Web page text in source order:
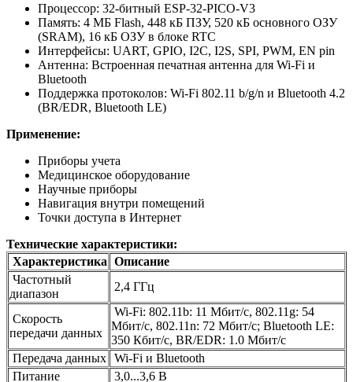
Процессор: 32-битный ESP-32-PICO-V3
Память: 4 МБ Flash, 448 кБ ПЗУ, 520 кБ основного ОЗУ
(SRAM), 16 кБ ОЗУ в блоке RTC
Интерфейсы: UART, GPIO, I2C, I2S, SPI, PWM, EN pin
Антенна: Встроенная печатная антенна для Wi-Fi и
Bluetooth
Поддержка протоколов: Wi-Fi 802.11 b/g/n и Bluetooth 4.2
(BR/EDR, Bluetooth LE)
Применение:
Приборы учета
Медицинское оборудование
Научные приборы
Навигация внутри помещений
Точки доступа в Интернет
Технические характеристики:
Характеристика Описание
Частотный
диапазон
2,4 ГГц
Скорость
передачи данных
Wi-Fi: 802.11b: 11 Мбит/с, 802.11g: 54
Мбит/с, 802.11n: 72 Мбит/с; Bluetooth LE:
350 Кбит/с, BR/EDR: 1.0 Мбит/с
Передача данных Wi-Fi и Bluetooth
Питание
3,0...3,6 В